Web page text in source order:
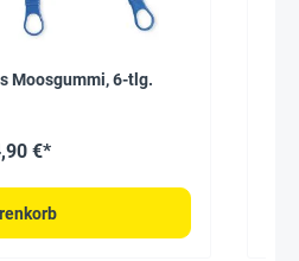
Moosgummi, 6-tlg.
€*